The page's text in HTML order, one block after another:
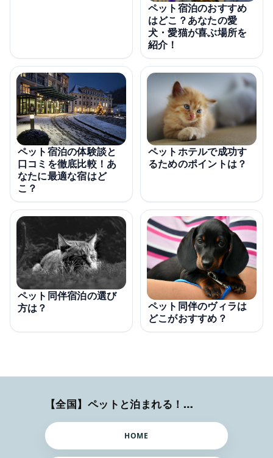
ペット宿泊のおすすめ
はどこ？あなたの愛
犬・愛猫が喜ぶ場所を
紹介！
ペット宿泊の体験談と
口コミを徹底比較！あ
なたに最適な宿はど
こ？
ペットホテルで成功す
るためのポイントは？
ペット同伴宿泊の選び
方は？
ペット同伴のヴィラは
どこがおすすめ？
【全国】ペットと泊まれる！ホテル・旅館・ヴィラ
HOME